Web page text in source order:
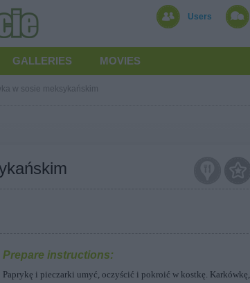
Users
GALLERIES MOVIES
w sosie meksykańskim
Prepare instructions:
Paprykę i pieczarki umyć, oczyścić i pokroić w kostkę. Karkówkę,